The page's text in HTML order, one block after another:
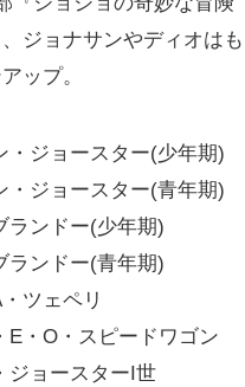
ジョナサンやディオは
ップ。
・ジョースター(少年期)
・ジョースター(青年期)
ランドー(少年期)
ランドー(青年期)
ツェペリ
E・O・スピードワゴン
ジョースターI世